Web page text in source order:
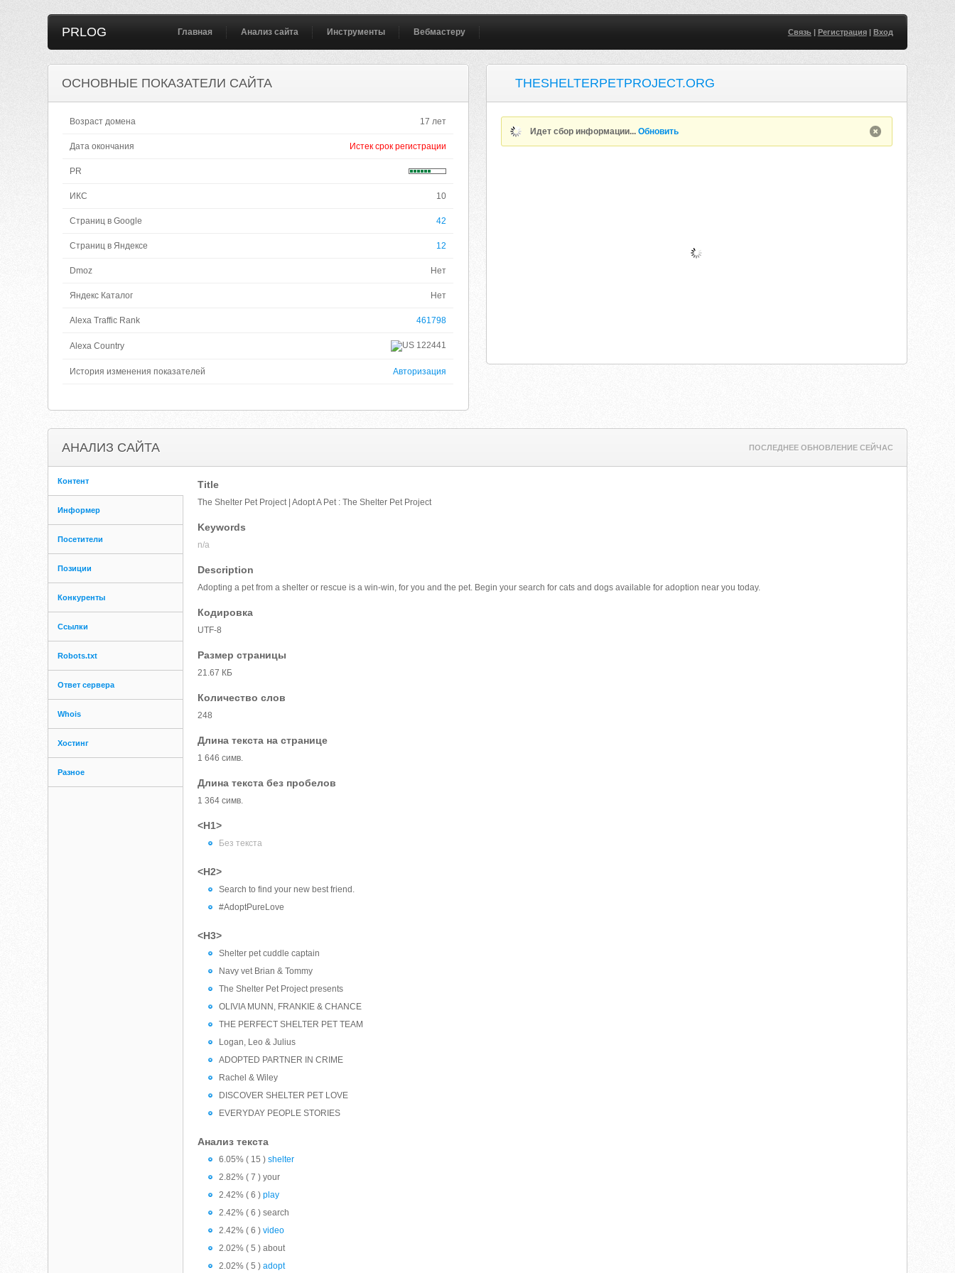
PRLOG Главная Анализ сайта Инструменты Вебмастеру Связь| Регистрация| Вход
ОСНОВНЫЕ ПОКАЗАТЕЛИ САЙТА
Возраст домена 17 лет
Дата окончания Истек срок регистрации
PR
ИКС 10
Страниц в Google 42
Страниц в Яндексе 12
Dmoz Нет
Яндекс Каталог Нет
Alexa Traffic Rank 461798
Alexa Country 122441
История изменения показателей Авторизация
THESHELTERPETPROJECT.ORG
Идет сбор информации...Обновить
АНАЛИЗ САЙТА ПОСЛЕДНЕЕ ОБНОВЛЕНИЕ СЕЙЧАС
Контент
Информер
Посетители
Позиции
Конкуренты
Ссылки
Robots.txt
Ответ сервера
Whois
Хостинг
Разное
Title
The Shelter Pet Project | Adopt A Pet : The Shelter Pet Project
Keywords
n/a
Description
Adopting a pet from a shelter or rescue is a win-win, for you and the pet. Begin your search for cats and dogs available for adoption near you today.
Кодировка
UTF-8
Размер страницы
21.67 КБ
Количество слов
248
Длина текста на странице
1 646 симв.
Длина текста без пробелов
1 364 симв.
<H1>
Без текста
<H2>
Search to find your new best friend.
#AdoptPureLove
<H3>
Shelter pet cuddle captain
Navy vet Brian & Tommy
The Shelter Pet Project presents
OLIVIA MUNN, FRANKIE & CHANCE
THE PERFECT SHELTER PET TEAM
Logan, Leo & Julius
ADOPTED PARTNER IN CRIME
Rachel & Wiley
DISCOVER SHELTER PET LOVE
EVERYDAY PEOPLE STORIES
Анализ текста
6.05% ( 15 )shelter
2.82% ( 7 ) your
2.42% ( 6 )play
2.42% ( 6 ) search
2.42% ( 6 )video
2.02% ( 5 ) about
2.02% ( 5 )adopt